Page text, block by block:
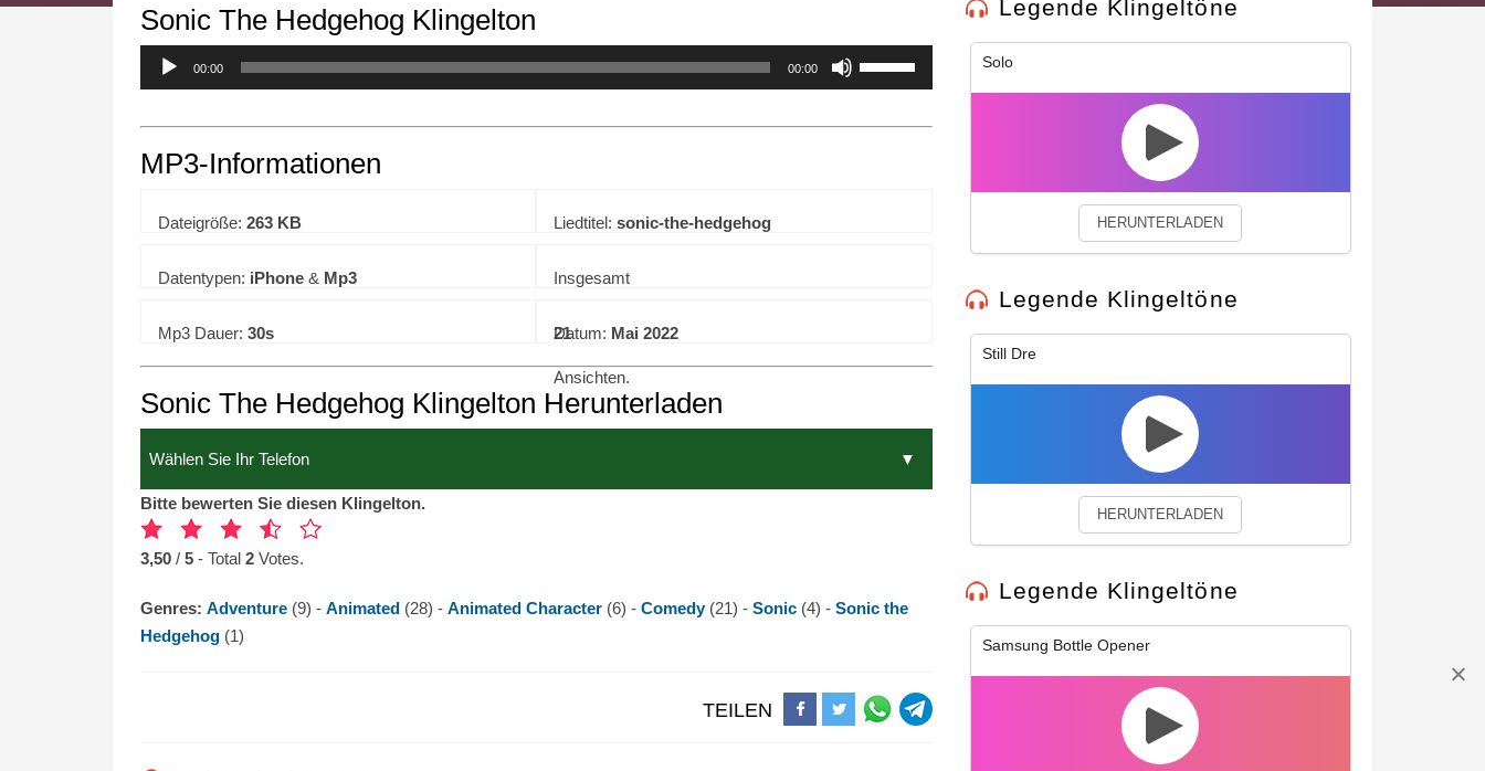
Sonic The Hedgehog Klingelton
00:00 00:00
MP3-Informationen
Dateigröße: 263 KB Liedtitel:sonic-the-hedgehog
Datentypen: iPhone & Mp3 Insgesamt
21
Ansichten.
Mp3 Dauer: 30s Datum: Mai 2022
Sonic The Hedgehog Klingelton Herunterladen
Bitte bewerten Sie diesen Klingelton.
3,50 / 5 - Total 2 Votes.
Genres: Adventure (9) - Animated (28) - Animated Character (6) - Comedy (21) - Sonic (4) - Sonic the
Hedgehog (1)
TEILEN
Legende Klingeltöne
Solo
HERUNTERLADEN
Legende Klingeltöne
Still Dre
HERUNTERLADEN
Legende Klingeltöne
Samsung Bottle Opener
We use cookies to enhance your experience. By continuing to visit this site you agree to our use of cookies.Privacy Policy Close